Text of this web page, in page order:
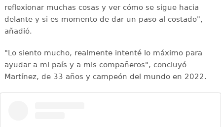
reflexionar muchas cosas y ver cómo se sigue hacia
delante y si es momento de dar un paso al costado",
añadió.
"Lo siento mucho, realmente intenté lo máximo para
ayudar a mi país y a mis compañeros", concluyó
Martínez, de 33 años y campeón del mundo en 2022.